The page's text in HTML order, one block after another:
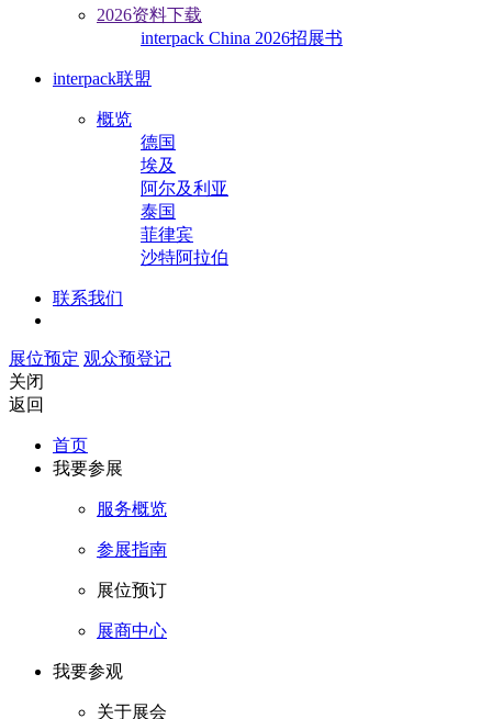
2026资料下载
interpack China 2026招展书
interpack联盟
概览
德国
埃及
阿尔及利亚
泰国
菲律宾
沙特阿拉伯
联系我们
展位预定 观众预登记
关闭
返回
首页
我要参展
服务概览
参展指南
展位预订
展商中心
我要参观
关于展会